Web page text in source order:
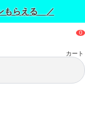
もらえる ／
カート